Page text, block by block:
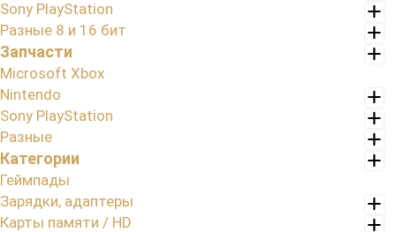
Sony PlayStation
Разные 8 и 16 бит
Запчасти
Microsoft Xbox
Nintendo
Sony PlayStation
Разные
Категории
Геймпады
Зарядки, адаптеры
Карты памяти / HD